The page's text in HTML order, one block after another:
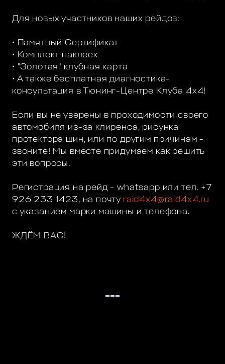
Для новых участников наших рейдов:
• Памятный Сертификат
• Комплект наклеек
• "Золотая" клубная карта
• А также бесплатная диагностика-
консультация в Тюнинг-Центре Клуба 4х4!
Если вы не уверены в проходимости своего
автомобиля из-за клиренса, рисунка
протектора шин, или по другим причинам -
звоните! Мы вместе придумаем как решить
эти вопросы.
Регистрация на рейд - whatsapp или тел. +7
926 233 1423, на почту raid4x4@raid4x4.ru
с указанием марки машины и телефона.
ЖДЁМ ВАС!